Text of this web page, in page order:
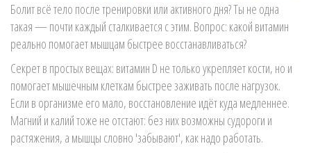
Болит всё тело после тренировки или активного дня? Ты не одна
такая — почти каждый сталкивается с этим. Вопрос: какой витамин
реально помогает мышцам быстрее восстанавливаться?
Секрет в простых вещах: витамин D не только укрепляет кости, но и
помогает мышечным клеткам быстрее заживать после нагрузок.
Если в организме его мало, восстановление идёт куда медленнее.
Магний и калий тоже не отстают: без них возможны судороги и
растяжения, а мышцы словно 'забывают', как надо работать.